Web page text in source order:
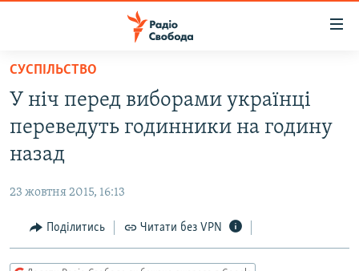
Перейти
основного
матеріалу
Перейти
до
основної
Перейти
до
пошуку
РАДІО СВОБОДА – 70 РОКІВ
ВСЕ ЗА ДОБУ
СТАТТІ
СУСПІЛЬСТВО
РОСІЙСЬКА «ФІЛЬТРАЦІЯ»
ДОНБАС.РЕАЛІЇ
СУСПІЛЬСТВО
У ніч перед виборами українці
переведуть годинники на годину
назад
23 жовтня 2015, 16:13
Поділитись Читати без VPN